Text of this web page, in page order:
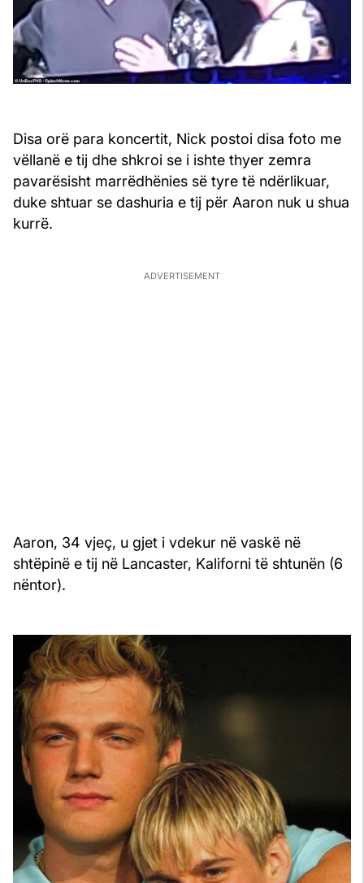
Disa orë para koncertit, Nick postoi disa foto me
vëllanë e tij dhe shkroi se i ishte thyer zemra
pavarësisht marrëdhënies së tyre të ndërlikuar,
duke shtuar se dashuria e tij për Aaron nuk u shua
kurrë.
Aaron, 34 vjeç, u gjet i vdekur në vaskë në
shtëpinë e tij në Lancaster, Kaliforni të shtunën (6
nëntor).